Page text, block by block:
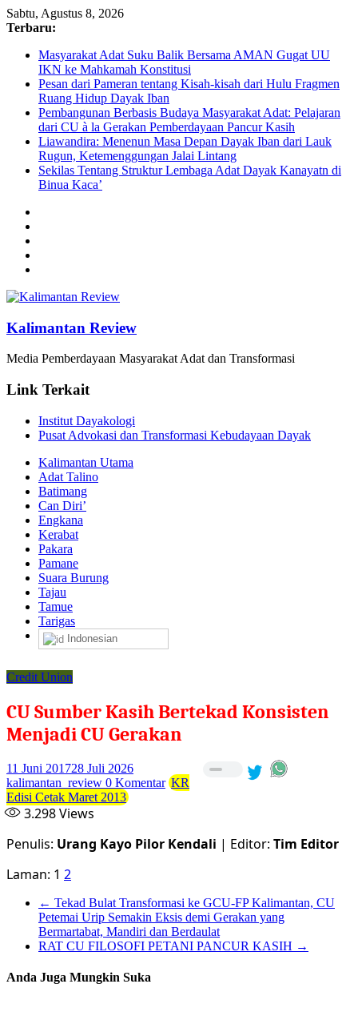
Sabtu, Agustus 8, 2026
Terbaru:
Masyarakat Adat Suku Balik Bersama AMAN Gugat UU
IKN ke Mahkamah Konstitusi
Pesan dari Pameran tentang Kisah-kisah dari Hulu Fragmen
Ruang Hidup Dayak Iban
Pembangunan Berbasis Budaya Masyarakat Adat: Pelajaran
dari CU à la Gerakan Pemberdayaan Pancur Kasih
Liawandira: Menenun Masa Depan Dayak Iban dari Lauk
Rugun, Ketemenggungan Jalai Lintang
Sekilas Tentang Struktur Lembaga Adat Dayak Kanayatn di
Binua Kaca’
Kalimantan Review
Media Pemberdayaan Masyarakat Adat dan Transformasi
Link Terkait
Institut Dayakologi
Pusat Advokasi dan Transformasi Kebudayaan Dayak
Kalimantan Utama
Adat Talino
Batimang
Can Diri’
Engkana
Kerabat
Pakara
Pamane
Suara Burung
Tajau
Tamue
Tarigas
Indonesian
Credit Union
CU Sumber Kasih Bertekad Konsisten
Menjadi CU Gerakan
11 Juni 201728 Juli 2026
kalimantan_review 0 Komentar KR
Edisi Cetak Maret 2013
3.298Views
Penulis: Urang Kayo Pilor Kendali | Editor: Tim Editor
Laman: 1 2
← Tekad Bulat Transformasi ke GCU-FP Kalimantan, CU
Petemai Urip Semakin Eksis demi Gerakan yang
Bermartabat, Mandiri dan Berdaulat
RAT CU FILOSOFI PETANI PANCUR KASIH →
Anda Juga Mungkin Suka